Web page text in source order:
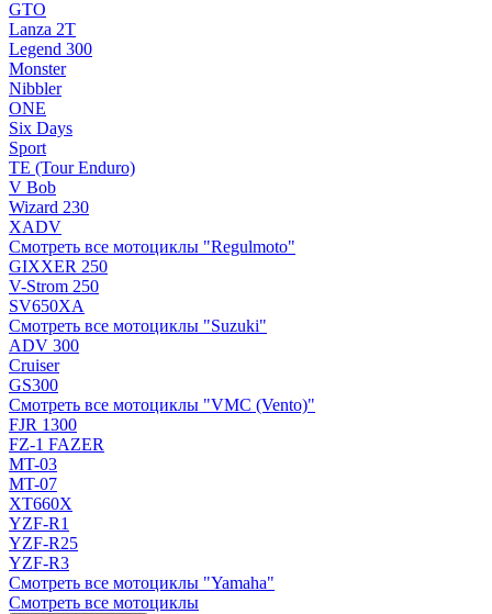
GTO
Lanza 2T
Legend 300
Monster
Nibbler
ONE
Six Days
Sport
TE (Tour Enduro)
V Bob
Wizard 230
XADV
Смотреть все мотоциклы "Regulmoto"
GIXXER 250
V-Strom 250
SV650XA
Смотреть все мотоциклы "Suzuki"
ADV 300
Cruiser
GS300
Смотреть все мотоциклы "VMC (Vento)"
FJR 1300
FZ-1 FAZER
MT-03
MT-07
XT660X
YZF-R1
YZF-R25
YZF-R3
Смотреть все мотоциклы "Yamaha"
Смотреть все мотоциклы